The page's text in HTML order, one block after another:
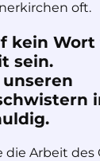
oft.
kein
sein.
Arbeit des